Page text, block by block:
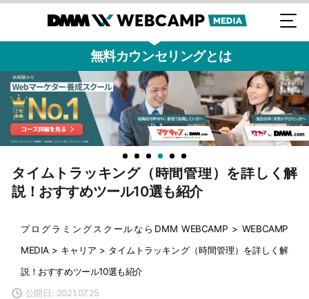
無料カウンセリングとは
タイムトラッキング（時間管理）を詳しく解
説！おすすめツール10選も紹介
プログラミングスクールならDMM WEBCAMP > WEBCAMP
MEDIA > キャリア > タイムトラッキング（時間管理）を詳しく解
説！おすすめツール10選も紹介
公開日: 2021.07.25